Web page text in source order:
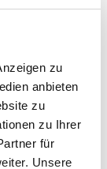
zu
anbieten
zu
zu Ihrer
für
Unsere